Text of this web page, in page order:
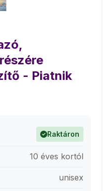
- Piatnik
Raktáron
10 éves kortól
unisex